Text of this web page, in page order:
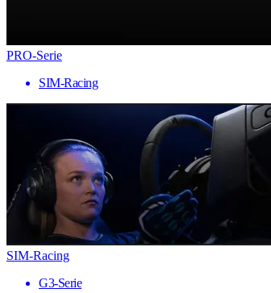
PRO-Serie
SIM-Racing
SIM-Racing
G3-Serie